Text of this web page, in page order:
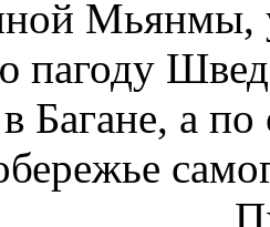
Мьянмы,
пагоду
Багане, а